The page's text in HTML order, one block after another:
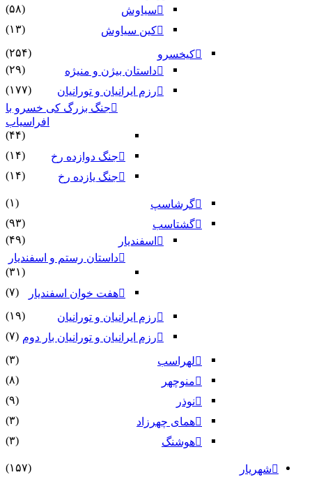
سیاوش
(۵۸)
کین سیاوش
(۱۳)
کیخسرو
(۲۵۴)
داستان بیژن و منیژه
(۲۹)
رزم ایرانیان و تورانیان
(۱۷۷)
جنگ بزرگ کی خسرو با
افراسیاب
(۴۴)
جنگ دوازده رخ
(۱۴)
جنگ یازده رخ
(۱۴)
گرشاسپ
(۱)
گشتاسب
(۹۳)
اسفندیار
(۴۹)
داستان رستم و اسفندیار
(۳۱)
هفت خوان اسفندیار
(۷)
رزم ایرانیان و تورانیان
(۱۹)
رزم ایرانیان و تورانیان بار دوم (۷)
لهراسب
(۳)
منوچهر
(۸)
نوذر
(۹)
هماى چهرزاد
(۳)
هوشنگ
(۳)
شهریار (۱۵۷)